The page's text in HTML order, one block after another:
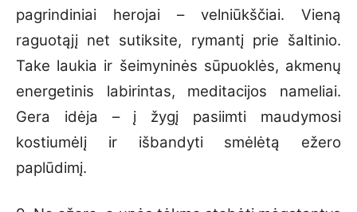
pagrindiniai herojai – velniūkščiai. Vieną
raguotąjį net sutiksite, rymantį prie šaltinio.
Take laukia ir šeimyninės sūpuoklės, akmenų
energetinis labirintas, meditacijos nameliai.
Gera idėja – į žygį pasiimti maudymosi
kostiumėlį ir išbandyti smėlėtą ežero
paplūdimį.